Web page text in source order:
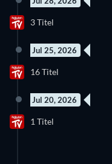
3 Titel
Jul 25, 2026
16 Titel
Jul 20, 2026
1 Titel